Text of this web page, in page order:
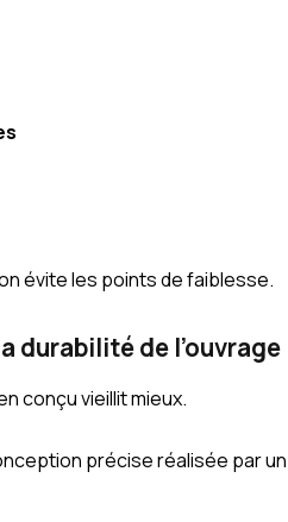
évite les points de faiblesse.
durabilité de l’ouvrage
conçu vieillit mieux.
précise réalisée par un